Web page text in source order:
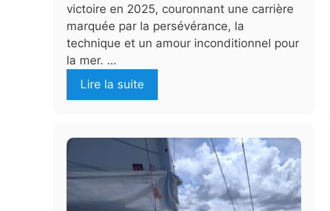
victoire en 2025, couronnant une carrière
marquée par la persévérance, la
technique et un amour inconditionnel pour
la mer. …
Lire la suite